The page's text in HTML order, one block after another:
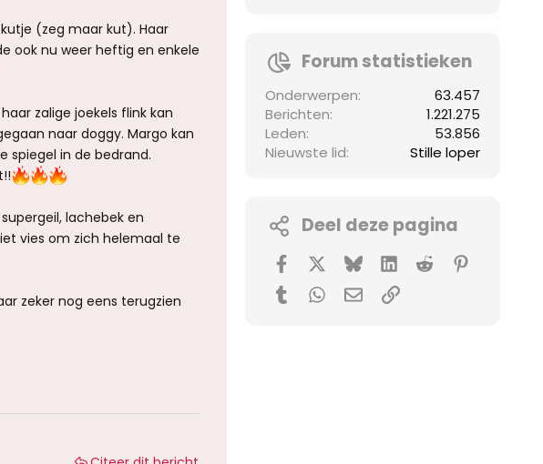
(zeg maar kut). Haar
ook nu weer heftig en enkele
zalige joekels flink kan
naar doggy. Margo kan
spiegel in de bedrand.
lachebek en
vies om zich helemaal te
zeker nog eens terugzien
Forum statistieken
Onderwerpen
63.457
Berichten
1.221.275
Leden
53.856
Nieuwste lid
Stille loper
Deel deze pagina
FacebookX (Twitter)
Bluesky LinkedInReddit
Tumblr WhatsApp
E-mailkoppeling